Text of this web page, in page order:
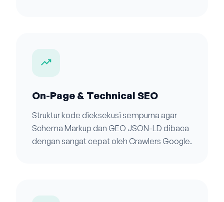
trending_up
On-Page & Technical SEO
Struktur kode dieksekusi sempurna agar
Schema Markup dan GEO JSON-LD dibaca
dengan sangat cepat oleh Crawlers Google.